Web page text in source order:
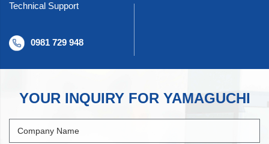
Technical Support
0981 729 948
YOUR INQUIRY FOR YAMAGUCHI